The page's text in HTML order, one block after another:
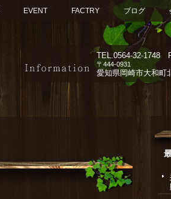
TEL.0564-32-1748
〒444-0931
愛知県岡崎市大和町
EVENT FACTRY ブログ